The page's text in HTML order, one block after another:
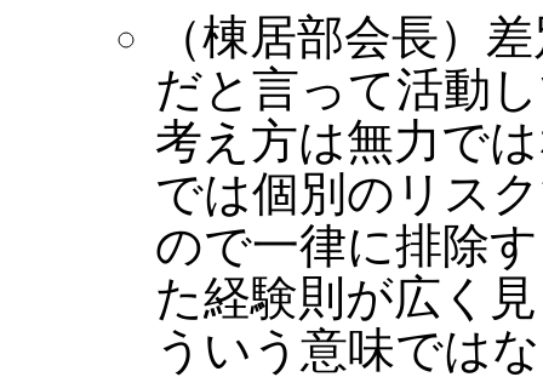
（棟居部会長）
だと言って活動
考え方は無力で
では個別のリス
ので一律に排除
た経験則が広く
ういう意味では